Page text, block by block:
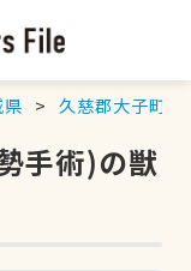
久慈郡大子町
手術)の獣